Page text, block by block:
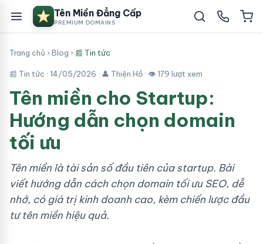
Tên Miền Đẳng Cấp
PREMIUM DOMAINS
Trang chủ ›Blog › 📰 Tin tức
📰 Tin tức · 14/05/2026 · 👤 Thiện Hồ · 👁 179 lượt xem
Tên miền cho Startup:
Hướng dẫn chọn domain
tối ưu
Tên miền là tài sản số đầu tiên của startup. Bài
viết hướng dẫn cách chọn domain tối ưu SEO, dễ
nhớ, có giá trị kinh doanh cao, kèm chiến lược đầu
tư tên miền hiệu quả.